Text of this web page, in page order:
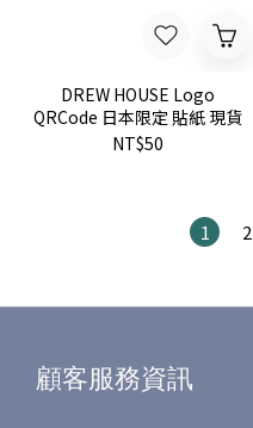
DREW HOUSE Logo
QRCode 日本限定 貼紙 現貨
NT$50
1 2
顧客服務資訊